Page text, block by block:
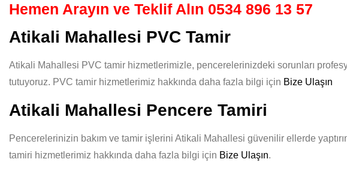
Hemen Arayın ve Teklif Alın 0534 896 13 57
Atikali Mahallesi PVC Tamir
Atikali Mahallesi PVC tamir hizmetlerimizle, pencerelerinizdeki sorunları
tutuyoruz. PVC tamir hizmetlerimiz hakkında daha fazla bilgi için Bize Ulaşın
Atikali Mahallesi Pencere Tamiri
Pencerelerinizin bakım ve tamir işlerini Atikali Mahallesi güvenilir ellerde
tamiri hizmetlerimiz hakkında daha fazla bilgi için Bize Ulaşın.